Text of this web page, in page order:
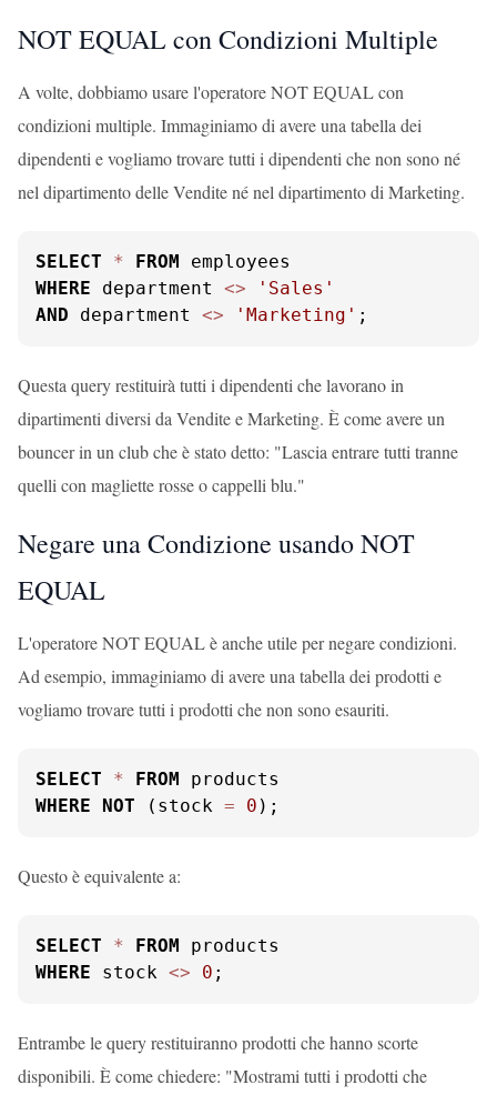
NOT EQUAL con Condizioni Multiple
A volte, dobbiamo usare l'operatore NOT EQUAL con
condizioni multiple. Immaginiamo di avere una tabella dei
dipendenti e vogliamo trovare tutti i dipendenti che non sono né
nel dipartimento delle Vendite né nel dipartimento di Marketing.
SELECT * FROM
WHERE department <>
'Sales'
AND department <> 'Marketing' ;
Questa query restituirà tutti i dipendenti che lavorano in
dipartimenti diversi da Vendite e Marketing. È come avere un
bouncer in un club che è stato detto: "Lascia entrare tutti tranne
quelli con magliette rosse o cappelli blu."
Negare una Condizione usando NOT
EQUAL
L'operatore NOT EQUAL è anche utile per negare condizioni.
Ad esempio, immaginiamo di avere una tabella dei prodotti e
vogliamo trovare tutti i prodotti che non sono esauriti.
SELECT * FROM
WHERE
NOT (stock = 0 );
Questo è equivalente a:
SELECT * FROM
WHERE stock <> 0 ;
Entrambe le query restituiranno prodotti che hanno scorte
disponibili. È come chiedere: "Mostrami tutti i prodotti che